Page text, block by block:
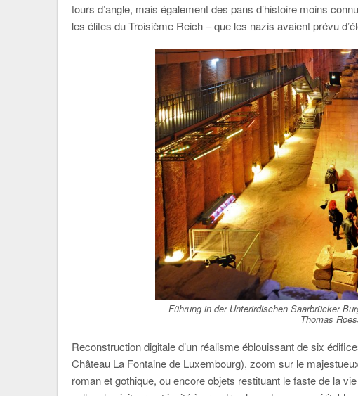
tours d’angle, mais également des pans d’histoire moins
les élites du Troisième Reich – que les nazis avaient prévu
Führung in der Unterirdischen Saarbrücker
Thomas
Reconstruction digitale d’un réalisme éblouissant de six
Château La Fontaine de Luxembourg), zoom sur le
roman et gothique, ou encore objets restituant le faste de la